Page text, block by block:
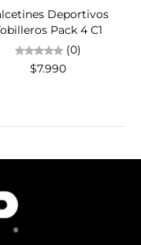
Deportivos
Pack 4 C1
(0)
$7.990